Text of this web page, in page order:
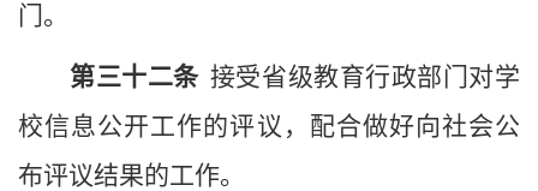
门。
第三十二条 接受省级教育行政部门对学
校信息公开工作的评议，配合做好向社会公
布评议结果的工作。